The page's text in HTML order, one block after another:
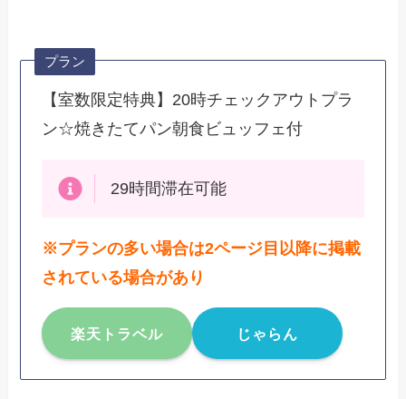
プラン
【室数限定特典】20時チェックアウトプラ
ン☆焼きたてパン朝食ビュッフェ付
29時間滞在可能
※プランの多い場合は2ページ目以降に掲載
されている場合があり
楽天トラベル じゃらん